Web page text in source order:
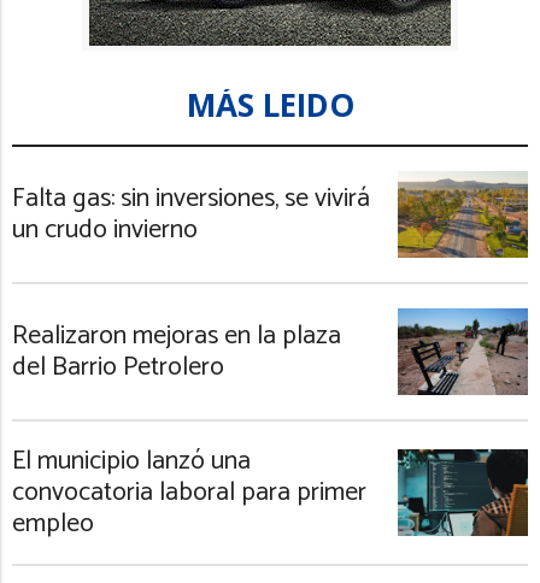
MÁS LEIDO
Falta gas: sin inversiones, se vivirá
un crudo invierno
Realizaron mejoras en la plaza
del Barrio Petrolero
El municipio lanzó una
convocatoria laboral para primer
empleo